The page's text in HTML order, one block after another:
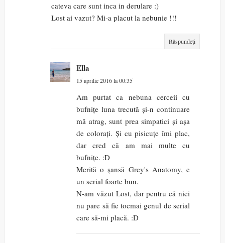
cateva care sunt inca in derulare :)
Lost ai vazut? Mi-a placut la nebunie !!!
Răspundeți
Ella
15 aprilie 2016 la 00:35
Am purtat ca nebuna cerceii cu
bufnițe luna trecută și-n continuare
mă atrag, sunt prea simpatici și așa
de colorați. Și cu pisicuțe îmi plac,
dar cred că am mai multe cu
bufnițe. :D
Merită o șansă Grey's Anatomy, e
un serial foarte bun.
N-am văzut Lost, dar pentru că nici
nu pare să fie tocmai genul de serial
care să-mi placă. :D